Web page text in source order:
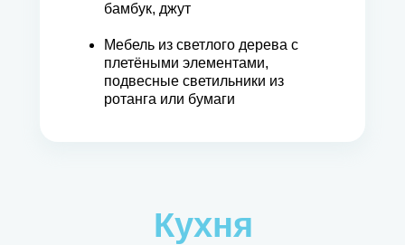
бамбук, джут
Мебель из светлого дерева с
плетёными элементами,
подвесные светильники из
ротанга или бумаги
Кухня